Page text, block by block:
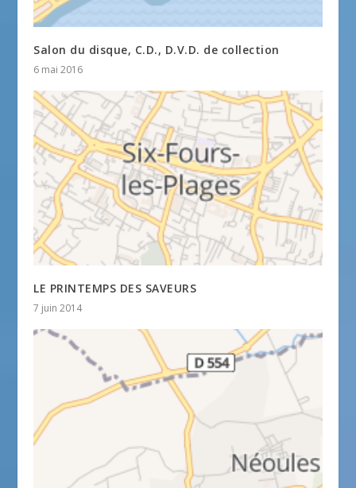
Salon du disque, C.D., D.V.D. de collection
6 mai 2016
LE PRINTEMPS DES SAVEURS
7 juin 2014